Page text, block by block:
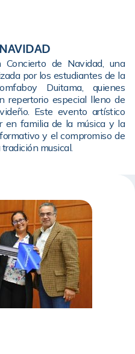
de Navidad, una
por los estudiantes de la
Duitama, quienes
repertorio especial lleno de
Este evento artístico
en familia de la música y la
y el compromiso de
musical.